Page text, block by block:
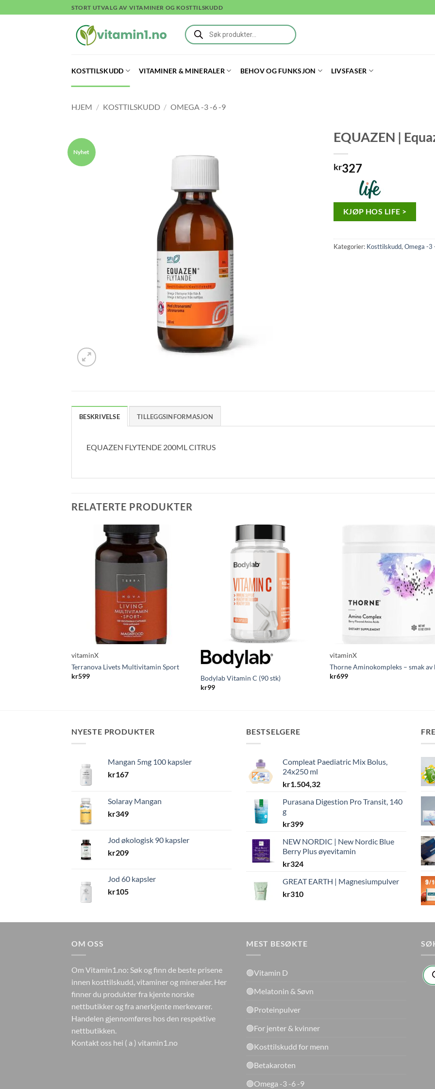
to
STORT UTVALG AV VITAMINER OG KOSTTILSKUDD
Products
search
KOSTTILSKUDD VITAMINER & MINERALER BEHOV OG FUNKSJON LIVSFASER
HJEM / KOSTTILSKUDD / OMEGA -3 -6 -9
EQUAZEN |
kr327
KJØP HOS LIFE >
Kategorier: Kosttilskudd,Omega -3
BESKRIVELSE TILLEGGSINFORMASJON
EQUAZEN FLYTENDE 200ML CITRUS
RELATERTE PRODUKTER
vitaminX
Terranova Livets Multivitamin Sport
kr599
Bodylab Vitamin C (90 stk)
kr99
vitaminX
Thorne Aminokompleks – smak
kr699
NYESTE PRODUKTER
Mangan 5mg 100 kapsler
kr167
Solaray Mangan
kr349
Jod økologisk 90 kapsler
kr209
Jod 60 kapsler
kr105
BESTSELGERE
Compleat Paediatric Mix Bolus,
24x250 ml
kr1.504,32
Purasana Digestion Pro Transit, 140
g
kr399
NEW NORDIC | New Nordic Blue
Berry Plus øyevitamin
kr324
GREAT EARTH | Magnesiumpulver
kr310
OM OSS
Om Vitamin1.no: Søk og finn de beste prisene
innen kosttilskudd, vitaminer og mineraler. Her
finner du produkter fra kjente norske
nettbutikker og fra anerkjente merkevarer.
Handelen gjennomføres hos den respektive
nettbutikken.
Kontakt oss hei ( a ) vitamin1.no
MEST BESØKTE
🟢Vitamin D
🟢Melatonin & Søvn
🟢Proteinpulver
🟢For jenter & kvinner
🟢Kosttilskudd for menn
🟢Betakaroten
🟢Omega -3 -6 -9